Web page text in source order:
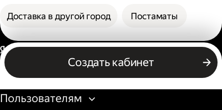
Доставка в другой город Постаматы
Создать кабинет
Россия
Бизнесу
Пользователям